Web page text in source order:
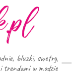
bluzki, swetry,
w modzie